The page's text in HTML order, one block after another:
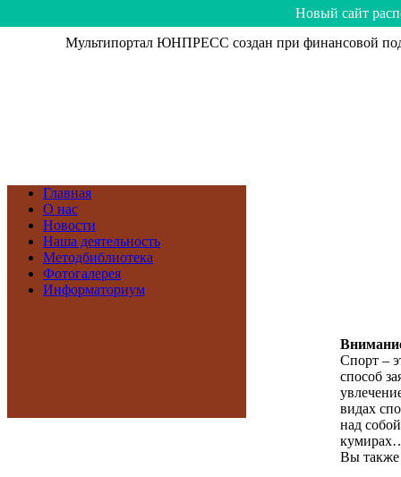
Hoвый caйт
Мультипортал ЮНПРЕСС создан при финансовой
Главная
О нас
Новости
Наша деятельность
Методбиблиотека
Фотогалерея
Информаториум
Спорт –
способ
видах
над
Вы также